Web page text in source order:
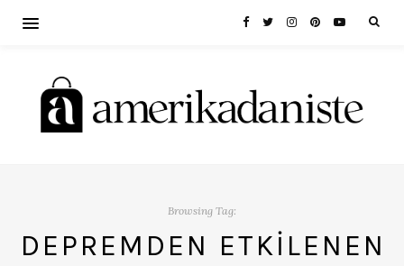
Browsing Tag:
DEPREMDEN ETKILENEN